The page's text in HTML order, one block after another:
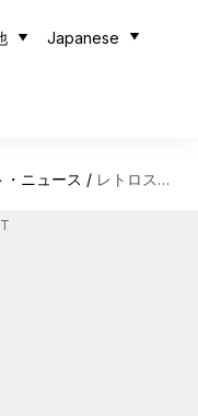
Japanese
ニュース / レトロストリートウェア: 日本の時代を超えたファッションサイクルの復活